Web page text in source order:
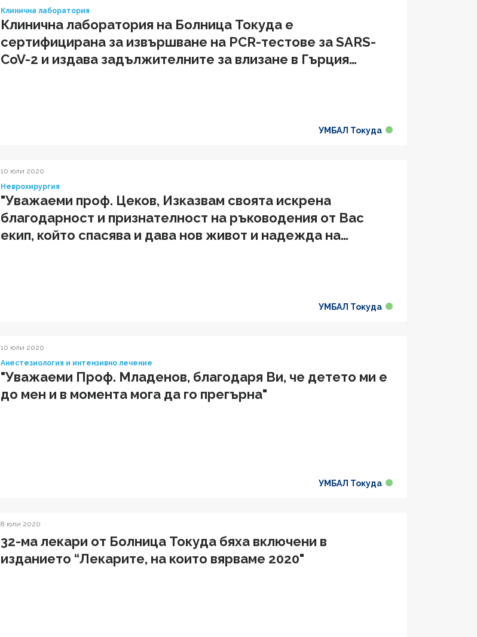
Клинична лаборатория
Клинична лаборатория на Болница Токуда е
сертифицирана за извършване на PCR-тестове за SARS-
CoV-2 и издава задължителните за влизане в Гърция
УМБАЛ Токуда
10 юли 2020
Неврохирургия
"Уважаеми проф. Цеков, Изказвам своята искрена
благодарност и признателност на ръководения от Вас
екип, който спасява и дава нов живот и надежда на
УМБАЛ Токуда
10 юли 2020
Анестезиология и интензивно лечение
"Уважаеми Проф. Младенов, благодаря Ви, че детето ми е
до мен и в момента мога да го прегърна"
УМБАЛ Токуда
8 юли 2020
32-ма лекари от Болница Токуда бяха включени в
изданието “Лекарите, на които вярваме 2020"